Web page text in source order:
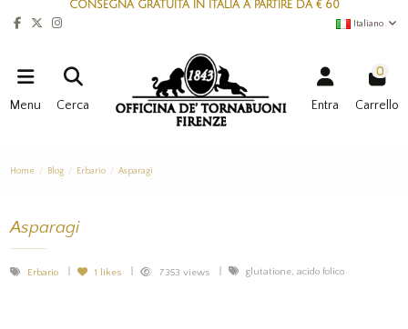
CONSEGNA GRATUITA IN ITALIA A PARTIRE DA € 60
Italiano
Menu Cerca Entra
0
Carrello
Home Blog Erbario Asparagi
Asparagi
Erbario 1 likes 7353 views glutatione, acido folico